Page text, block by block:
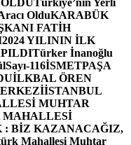
Türkiye’nin Yerli
OlduKARABÜK
FATİH
2024 YILININ İLK
Türker İnanoğlu
Sayı-116İSMETPAŞA
İLKBAL ÖREN
İSTANBUL
MUHTAR
MAHALLESİ
: BİZ KAZANACAĞIZ,
Mahallesi Muhtar